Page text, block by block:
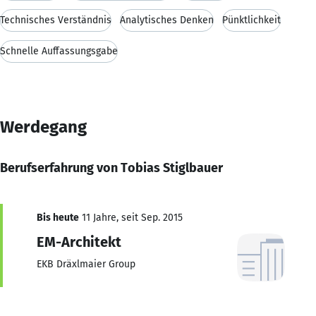
Technisches Verständnis Analytisches Denken Pünktlichkeit
Schnelle Auffassungsgabe
Werdegang
Berufserfahrung von Tobias Stiglbauer
Bis heute 11 Jahre, seit Sep. 2015
EM-Architekt
EKB Dräxlmaier Group